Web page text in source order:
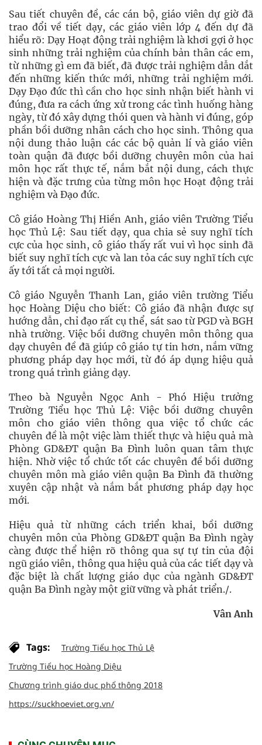
Sau tiết chuyên đề, các cán bộ, giáo viên dự giờ đã
trao đổi về tiết dạy, các giáo viên lớp 4 đến dự đã
hiểu rõ: Dạy Hoạt động trải nghiệm là khơi gợi ở học
sinh những trải nghiệm của chính bản thân các em,
từ những gì em đã biết, đã được trải nghiệm dẫn dắt
đến những kiến thức mới, những trải nghiệm mới.
Dạy Đạo đức thì cần cho học sinh nhận biết hành vi
đúng, đưa ra cách ứng xử trong các tình huống hàng
ngày, từ đó xây dựng thói quen và hành vi đúng, góp
phần bồi dưỡng nhân cách cho học sinh. Thông qua
nội dung thảo luận các các bộ quản lí và giáo viên
toàn quận đã được bồi dưỡng chuyên môn của hai
môn học rất thực tế, nắm bắt nội dung, cách thực
hiện và đặc trưng của từng môn học Hoạt động trải
nghiệm và Đạo đức.
Cô giáo Hoàng Thị Hiền Anh, giáo viên Trường Tiểu
học Thủ Lệ: Sau tiết dạy, qua chia sẻ suy nghĩ tích
cực của học sinh, cô giáo thấy rất vui vì học sinh đã
biết suy nghĩ tích cực và lan tỏa các suy nghĩ tích cực
ấy tới tất cả mọi người.
Cô giáo Nguyễn Thanh Lan, giáo viên trường Tiểu
học Hoàng Diệu cho biết: Cô giáo đã nhận được sự
hướng dẫn, chỉ đạo rất cụ thể, sát sao từ PGD và BGH
nhà trường. Việc bồi dưỡng chuyên môn thông qua
dạy chuyên đề đã giúp cô giáo tự tin hơn, nắm vững
phương pháp dạy học mới, từ đó áp dụng hiệu quả
trong quá trình giảng dạy.
Theo bà Nguyễn Ngọc Anh - Phó Hiệu trưởng
Trường Tiểu học Thủ Lệ: Việc bồi dưỡng chuyên
môn cho giáo viên thông qua việc tổ chức các
chuyên đề là một việc làm thiết thực và hiệu quả mà
Phòng GD&ĐT quận Ba Đình luôn quan tâm thực
hiện. Nhờ việc tổ chức tốt các chuyên đề bồi dưỡng
chuyên môn mà giáo viên quận Ba Đình đã thường
xuyên cập nhật và nắm bắt phương pháp dạy học
mới.
Hiệu quả từ những cách triển khai, bồi dưỡng
chuyên môn của Phòng GD&ĐT quận Ba Đình ngày
càng được thể hiện rõ thông qua sự tự tin của đội
ngũ giáo viên, thông qua hiệu quả của các tiết dạy và
đặc biệt là chất lượng giáo dục của ngành GD&ĐT
quận Ba Đình ngày một giữ vững và phát triển./.
Vân Anh
Tags:
Trường Tiểu học Thủ Lệ
Trường Tiểu học Hoàng Diệu
Chương trình giáo dục phổ thông 2018
https://suckhoeviet.org.vn/